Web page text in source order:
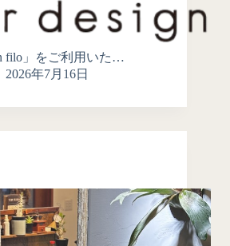
filo」をご利用いた…
2026年7月16日